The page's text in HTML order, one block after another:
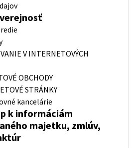
V INTERNETOVÝCH
OBCHODY
STRÁNKY
kancelárie
k informáciám
majetku, zmlúv,